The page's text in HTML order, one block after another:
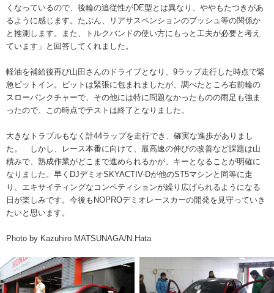
くなっているので、後輪の追従性がDE型とは異なり、ややもたつきがあ
るように感じます。たぶん、リアサスペンションのブッシュ等の関係か
と推測します。また、トルクバンドの使い方にもっと工夫が必要と考え
ています」と回答してくれました。
軽油を補給後再び山田さんのドライブとなり、9ラップ走行した時点で緊
急ピットイン。ピットは緊張に包まれましたが、調べたところ右前輪の
スローパンクチャーで、その他には特に問題なかったものの雨足も強ま
ったので、この時点でテストは終了となりました。
大きなトラブルもなく計44ラップを走行でき、確実な進歩がありまし
た。 しかし、レース本番に向けて、最高速の伸びの改善など課題は山
積みで、熟成作業がどこまで進められるかが、キーとなることが明確に
なりました。早くDJデミオSKYACTIV-Dが他のST5マシンと同等に走
り、エキサイティングなコンペティションが繰り広げられるようになる
日が楽しみです。今後もNOPROデミオレースカーの開発を見守っていき
たいと思います。
Photo by Kazuhiro MATSUNAGA/N.Hata